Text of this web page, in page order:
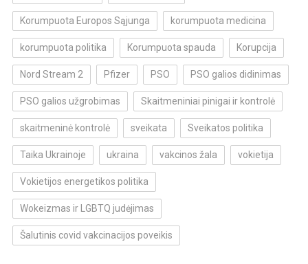
Korumpuota Europos Sąjunga korumpuota medicina
korumpuota politika Korumpuota spauda Korupcija
Nord Stream 2 Pfizer PSO PSO galios didinimas
PSO galios užgrobimas Skaitmeniniai pinigai ir kontrolė
skaitmeninė kontrolė sveikata Sveikatos politika
Taika Ukrainoje ukraina vakcinos žala vokietija
Vokietijos energetikos politika
Wokeizmas ir LGBTQ judėjimas
Šalutinis covid vakcinacijos poveikis